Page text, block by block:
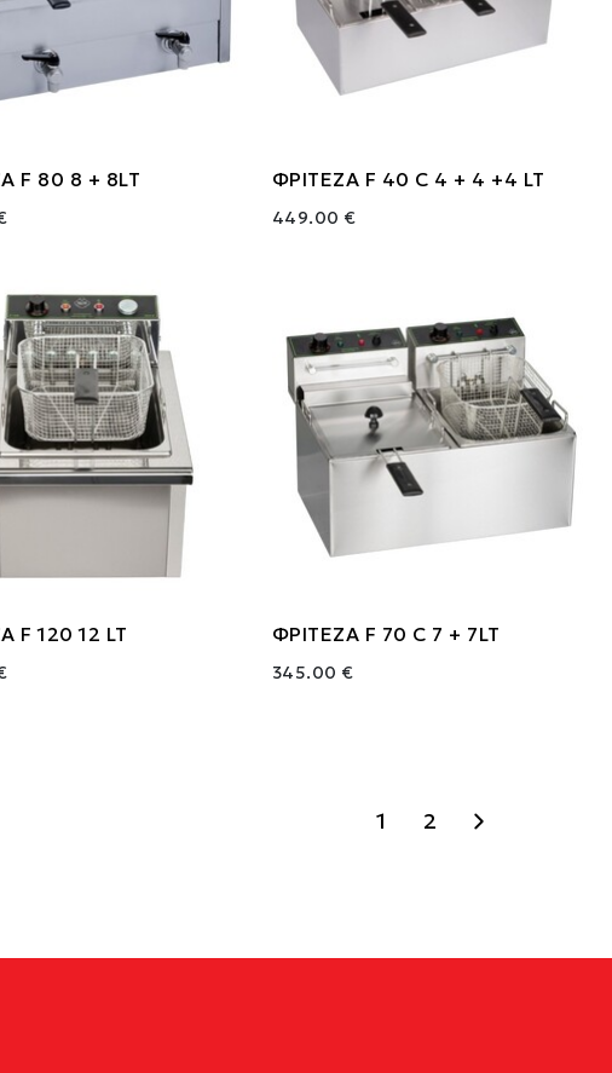
F 80 8 + 8LT ΦΡΙΤΕΖΑ F 40 C 4 + 4 +4 LT
449.00 €
F 120 12 LT ΦΡΙΤΕΖΑ F 70 C 7 + 7LT
345.00 €
1 2